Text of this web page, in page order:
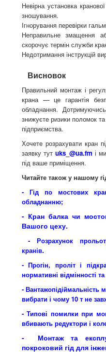
Невірна установка
зношування.
Ігнорування перевірки
Неправильне змащення
скорочує термін служби
Недотримання інструкцій
Висновок
Правильний монтаж і
крана — це гарантія
обладнання. Дотримуючись
знижуєте ризики поломок
підприємства.
Хочете розрахувати кран
заявку тут uks_@ua.fm і
під ваше приміщення.
Читайте також у нашому
- Гід по мостових
обладнанню;
- Кран балка чи
Вашого цеху.
- Розрахунок
кранів.
- Прогін, проліт і
нормативні відмінності
-Вантажопідіймальність
вибрати і чому 10 т не
- Типові помилки при
вбивають редуктори і
- Монтаж та
покроковий гід для